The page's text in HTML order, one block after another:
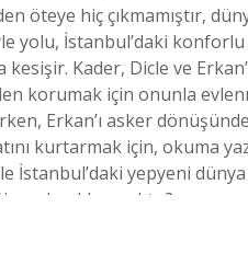
öteye hiç çıkmamıştır,
yolu, İstanbul’daki konforlu
Kader, Dicle ve
korumak için onunla
Erkan’ı asker
kurtarmak için, okuma
İstanbul’daki yepyeni dünya
açıklayacaktır?
olan, yönetmenliğini ise